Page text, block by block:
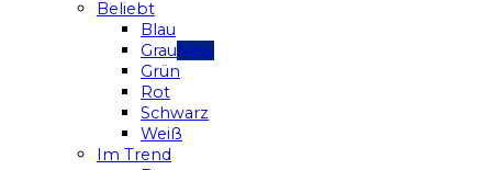
Beliebt
Blau
Grau
Grün
Rot
Schwarz
Weiß
Im Trend